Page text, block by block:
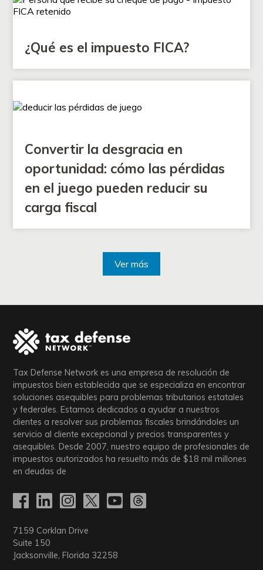
¿Qué es el impuesto FICA?
Convertir la desgracia en
oportunidad: cómo las pérdidas
en el juego pueden reducir su
carga fiscal
Ver más
Tax Defense Network es una empresa de resolución de
impuestos bien establecida que se especializa en encontrar
soluciones asequibles para problemas tributarios estatales
y federales. Estamos dedicados a ayudar a nuestros
clientes a resolver sus problemas fiscales brindándoles un
servicio al cliente excepcional y precios transparentes y
asequibles. Desde 2007, nuestro equipo de profesionales de
impuestos autorizados ha resuelto más de$18 mil millones
en deudas de
7159 Corklan Drive
Suite 150
Jacksonville, Florida 32258